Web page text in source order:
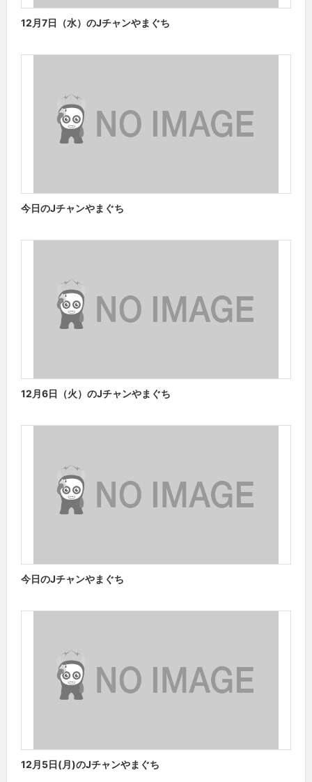
12月7日（水）のJチャンやまぐち
今日のJチャンやまぐち
12月6日（火）のJチャンやまぐち
今日のJチャンやまぐち
12月5日(月)のJチャンやまぐち